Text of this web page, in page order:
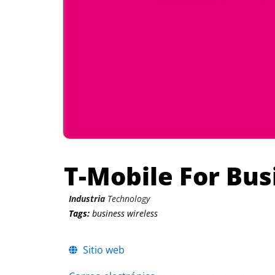
T-Mobile For
Industria Technology
Tags: business wireless
Sitio web